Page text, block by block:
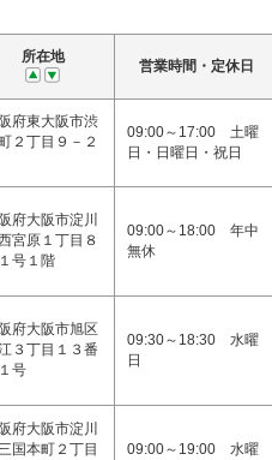
所在地
営業時間・定休日
府東大阪市渋
２丁目９－２
09:00～17:00 土曜
日・日曜日・祝日
府大阪市淀川
宮原１丁目８
号１階
09:00～18:00 年中
無休
府大阪市旭区
３丁目１３番
号
09:30～18:30 水曜
日
府大阪市淀川
国本町２丁目
09:00～19:00 水曜